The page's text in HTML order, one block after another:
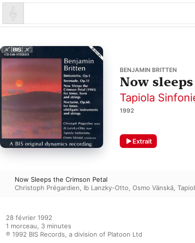
BENJAMIN BRITTEN
Now
Tapiola
1992
Extrait
Now Sleeps the Crimson Petal
Christoph Prégardien, Ib Lanzky-Otto, Osmo Vänskä,
28 février 1992
1 morceau, 3 minutes
℗ 1992 BIS Records, a division of Platoon Ltd